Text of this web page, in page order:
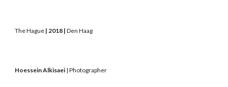
The Hague | 2018 | Den Haag
Hoessein Alkisaei | Photographer